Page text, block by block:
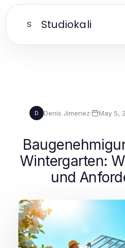
S Studiokali
D Denis Jimenez· May 5,
Wintergarten:
und